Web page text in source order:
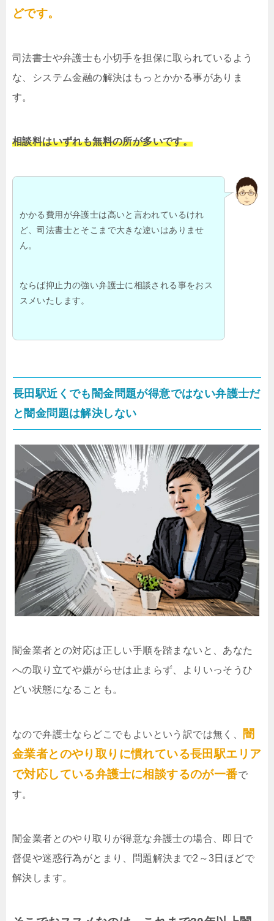
どです。
司法書士や弁護士も小切手を担保に取られているよう
な、システム金融の解決はもっとかかる事がありま
す。
相談料はいずれも無料の所が多いです。
かかる費用が弁護士は高いと言われているけれ
ど、司法書士とそこまで大きな違いはありませ
ん。
ならば抑止力の強い弁護士に相談される事をおス
スメいたします。
長田駅近くでも闇金問題が得意ではない弁護士だ
と闇金問題は解決しない
闇金業者との対応は正しい手順を踏まないと、あなた
への取り立てや嫌がらせは止まらず、よりいっそうひ
どい状態になることも。
なので弁護士ならどこでもよいという訳では無く、
闇
金業者とのやり取りに慣れている長田駅エリア
で対応している弁護士に相談するのが一番で
す。
闇金業者とのやり取りが得意な弁護士の場合、即日で
督促や迷惑行為がとまり、問題解決まで2～3日ほどで
解決します。